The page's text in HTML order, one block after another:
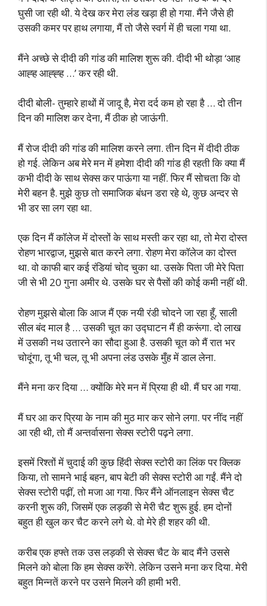
घुसी जा रही थी. ये देख कर मेरा लंड खड़ा ही हो गया. मैंने जैसे ही
उसकी कमर पर हाथ लगाया, मैं तो जैसे स्वर्ग में ही चला गया था.
मैंने अच्छे से दीदी की गांड की मालिश शुरू की. दीदी भी थोड़ा ‘आह
आह्ह आह्ह्ह …’ कर रही थी.
दीदी बोली- तुम्हारे हाथों में जादू है, मेरा दर्द कम हो रहा है … दो तीन
दिन की मालिश कर देना, मैं ठीक हो जाऊंगी.
मैं रोज दीदी की गांड की मालिश करने लगा. तीन दिन में दीदी ठीक
हो गई. लेकिन अब मेरे मन में हमेशा दीदी की गांड ही रहती कि क्या मैं
कभी दीदी के साथ सेक्स कर पाऊंगा या नहीं. फिर मैं सोचता कि वो
मेरी बहन है. मुझे कुछ तो समाजिक बंधन डरा रहे थे, कुछ अन्दर से
भी डर सा लग रहा था.
एक दिन मैं कॉलेज में दोस्तों के साथ मस्ती कर रहा था, तो मेरा दोस्त
रोहण भारद्वाज, मुझसे बात करने लगा. रोहण मेरा कॉलेज का दोस्त
था. वो काफी बार कई रंडियां चोद चुका था. उसके पिता जी मेरे पिता
जी से भी 20 गुना अमीर थे. उसके घर से पैसों की कोई कमी नहीं थी.
रोहण मुझसे बोला कि आज मैं एक नयी रंडी चोदने जा रहा हूँ, साली
सील बंद माल है … उसकी चूत का उद्घाटन मैं ही करूंगा. दो लाख
में उसकी नथ उतारने का सौदा हुआ है. उसकी चूत को मैं रात भर
चोदूंगा, तू भी चल, तू भी अपना लंड उसके मुँह में डाल लेना.
मैंने मना कर दिया … क्योंकि मेरे मन में प्रिया ही थी. मैं घर आ गया.
मैं घर आ कर प्रिया के नाम की मुठ मार कर सोने लगा. पर नींद नहीं
आ रही थी, तो मैं अन्तर्वासना सेक्स स्टोरी पढ़ने लगा.
इसमें रिश्तों में चुदाई की कुछ हिंदी सेक्स स्टोरी का लिंक पर क्लिक
किया, तो सामने भाई बहन, बाप बेटी की सेक्स स्टोरी आ गईं. मैंने दो
सेक्स स्टोरी पढ़ीं, तो मजा आ गया. फिर मैंने ऑनलाइन सेक्स चैट
करनी शुरू की, जिसमें एक लड़की से मेरी चैट शुरू हुई. हम दोनों
बहुत ही खुल कर चैट करने लगे थे. वो मेरे ही शहर की थी.
करीब एक हफ्ते तक उस लड़की से सेक्स चैट के बाद मैंने उससे
मिलने को बोला कि हम सेक्स करेंगे. लेकिन उसने मना कर दिया. मेरी
बहुत मिन्नतें करने पर उसने मिलने की हामी भरी.